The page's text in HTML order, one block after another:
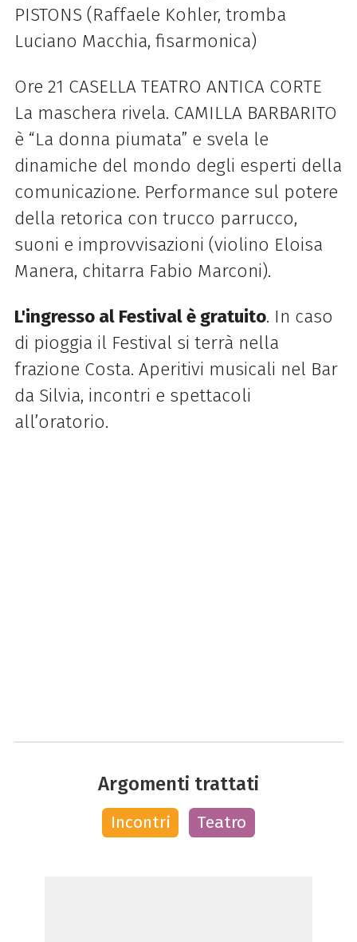
PISTONS (Raffaele Kohler, tromba
Luciano Macchia, fisarmonica)
Ore 21 CASELLA TEATRO ANTICA CORTE
La maschera rivela. CAMILLA BARBARITO
è “La donna piumata” e svela le
dinamiche del mondo degli esperti della
comunicazione. Performance sul potere
della retorica con trucco parrucco,
suoni e improvvisazioni (violino Eloisa
Manera, chitarra Fabio Marconi).
L'ingresso al Festival è gratuito. In caso
di pioggia il Festival si terrà nella
frazione Costa. Aperitivi musicali nel Bar
da Silvia, incontri e spettacoli
all’oratorio.
Argomenti trattati
Incontri Teatro